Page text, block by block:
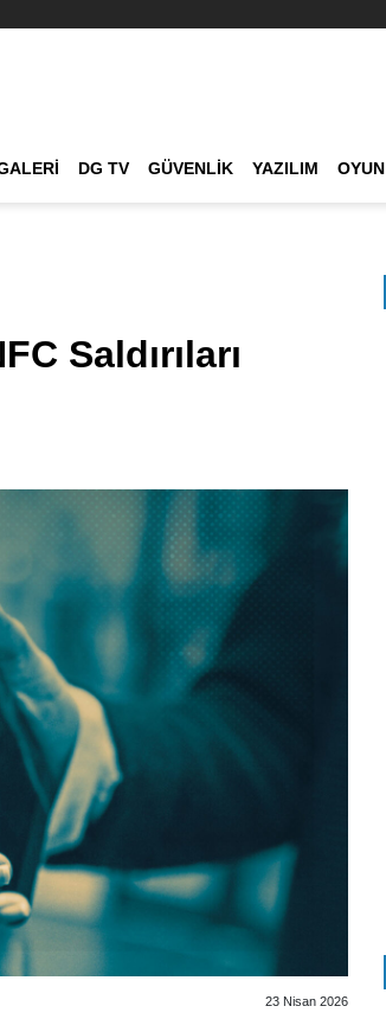
DG TV GÜVENLIK YAZILIM OYUN
Saldırıları
23 Nisan 2026